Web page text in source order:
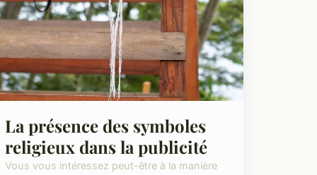
La présence des symboles
religieux dans la publicité
Vous vous intéressez peut-être à la manière